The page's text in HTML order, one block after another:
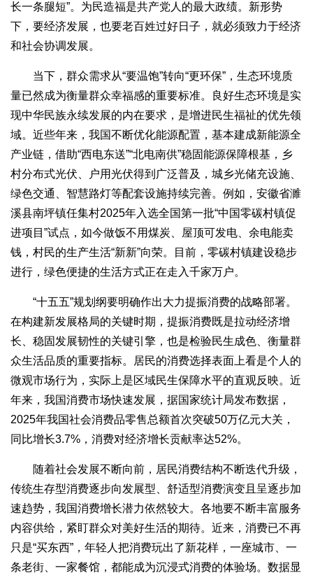
长一条腿短”。为民造福是共产党人的最大政绩。新形势
下，要经济发展，也要老百姓过好日子，就必须致力于经济
和社会协调发展。
当下，群众需求从“要温饱”转向“更环保”，生态环境质
量已然成为衡量群众幸福感的重要标准。良好生态环境是实
现中华民族永续发展的内在要求，是增进民生福祉的优先领
域。近些年来，我国不断优化能源配置，基本建成新能源全
产业链，借助“西电东送”“北电南供”稳固能源保障根基，乡
村分布式光伏、户用光伏得到广泛普及，城乡光储充设施、
绿色交通、智慧路灯等配套设施持续完善。例如，安徽省濉
溪县南坪镇任集村2025年入选全国第一批“中国零碳村镇促
进项目”试点，如今做饭不用煤炭、屋顶可发电、余电能卖
钱，村民的生产生活“新新”向荣。目前，零碳村镇建设稳步
进行，绿色便捷的生活方式正在走入千家万户。
“十五五”规划纲要明确作出大力提振消费的战略部署。
在构建新发展格局的关键时期，提振消费既是拉动经济增
长、稳固发展韧性的关键引擎，也是检验民生成色、衡量群
众生活品质的重要指标。居民的消费选择表面上看是个人的
微观市场行为，实际上是区域民生保障水平的直观反映。近
年来，我国消费市场快速发展，据国家统计局发布数据，
2025年我国社会消费品零售总额首次突破50万亿元大关，
同比增长3.7%，消费对经济增长贡献率达52%。
随着社会发展不断向前，居民消费结构不断迭代升级，
传统生存型消费逐步向发展型、舒适型消费演变且呈逐步加
速趋势，我国消费增长潜力依然较大。各地要不断丰富服务
内容供给，紧盯群众对美好生活的期待。近来，消费已不再
只是“买东西”，年轻人把消费玩出了新花样，一座城市、一
条老街、一家餐馆，都能成为沉浸式消费的体验场。数据显